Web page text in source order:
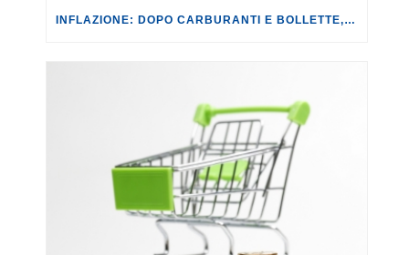
INFLAZIONE: DOPO CARBURANTI E BOLLETTE, GLI EFFETTI DEL CONFLITTO INIZIANO A FARSI SENTIRE SUI PREZZI.